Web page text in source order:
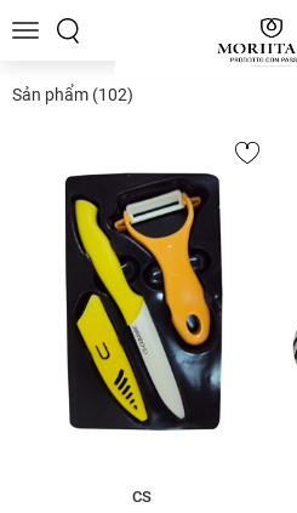
Toggle
Sản phẩm (102)
CS